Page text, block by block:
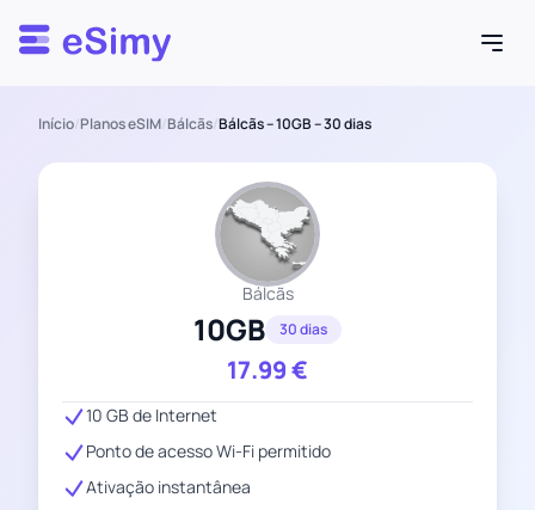
Esimy
Início/Planos eSIM/Bálcãs/Bálcãs – 10GB – 30 dias
Bálcãs
10GB 30 dias
17.99€
10 GB de Internet
Ponto de acesso Wi-Fi permitido
Ativação instantânea